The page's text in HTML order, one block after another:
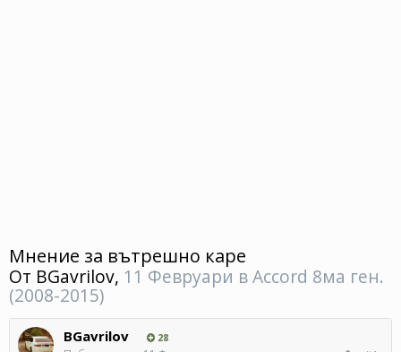
Мнение за вътрешно каре
От BGavrilov, 11 Февруари вAccord 8ма ген.
(2008-2015)
BGavrilov 28